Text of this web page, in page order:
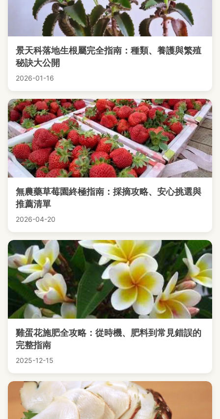
景天科落地生根屬完全指南：種類、養護與繁殖
秘訣大公開
2026-01-16
無農藥草莓園終極指南：採摘攻略、安心挑選與
推薦清單
2026-04-20
雞蛋花施肥全攻略：從時機、肥料到常見錯誤的
完整指南
2025-12-15